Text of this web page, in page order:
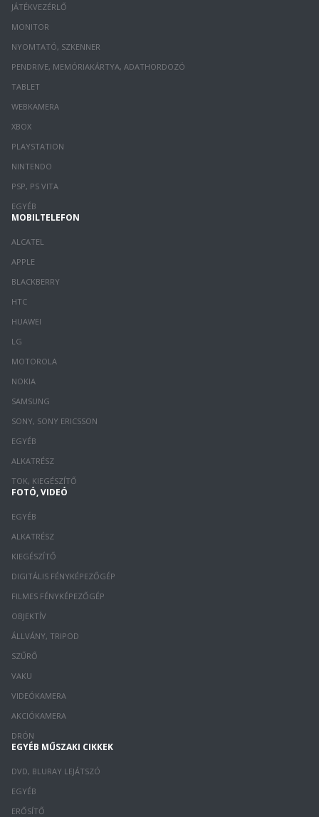
JÁTÉKVEZÉRLŐ
MONITOR
NYOMTATÓ, SZKENNER
PENDRIVE, MEMÓRIAKÁRTYA, ADATHORDOZÓ
TABLET
WEBKAMERA
XBOX
PLAYSTATION
NINTENDO
PSP, PS VITA
EGYÉB
MOBILTELEFON
ALCATEL
APPLE
BLACKBERRY
HTC
HUAWEI
LG
MOTOROLA
NOKIA
SAMSUNG
SONY, SONY ERICSSON
EGYÉB
ALKATRÉSZ
TOK, KIEGÉSZÍTŐ
FOTÓ, VIDEÓ
EGYÉB
ALKATRÉSZ
KIEGÉSZÍTŐ
DIGITÁLIS FÉNYKÉPEZŐGÉP
FILMES FÉNYKÉPEZŐGÉP
OBJEKTÍV
ÁLLVÁNY, TRIPOD
SZŰRŐ
VAKU
VIDEÓKAMERA
AKCIÓKAMERA
DRÓN
EGYÉB MŰSZAKI CIKKEK
DVD, BLURAY LEJÁTSZÓ
EGYÉB
ERŐSÍTŐ